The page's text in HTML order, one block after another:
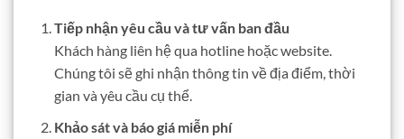
Tiếp nhận yêu cầu và tư vấn ban đầu
Khách hàng liên hệ qua hotline hoặc website.
Chúng tôi sẽ ghi nhận thông tin về địa điểm, thời
gian và yêu cầu cụ thể.
Khảo sát và báo giá miễn phí